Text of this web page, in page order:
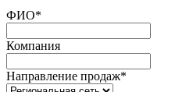
ФИО*
Компания
Направление продаж*